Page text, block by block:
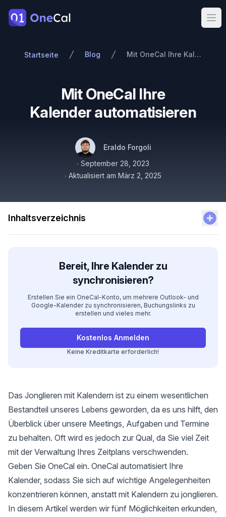
OneCal
Startseite Blog Mit OneCal Ihre Kalender automatisieren
Mit OneCal Ihre
Kalender automatisieren
Autoren
Name
Twitter
Eraldo Forgoli
Veröffentlicht am
∙ September 28, 2023
∙ Aktualisiert am März 2, 2025
Inhaltsverzeichnis
Bereit, Ihre Kalender zu
synchronisieren?
Erstellen Sie ein OneCal-Konto, um mehrere Outlook- und
Google-Kalender zu synchronisieren, Buchungslinks zu
erstellen und vieles mehr.
Kostenlos Anmelden
Keine Kreditkarte erforderlich!
Das Jonglieren mit Kalendern ist zu einem wesentlichen
Bestandteil unseres Lebens geworden, da es uns hilft, den
Überblick über unsere Meetings, Aufgaben und Termine
zu behalten. Oft wird es jedoch zur Qual, da Sie viel Zeit
mit der Verwaltung Ihres Zeitplans verschwenden.
Geben Sie OneCal ein. OneCal automatisiert Ihre
Kalender, sodass Sie sich auf wichtige Angelegenheiten
konzentrieren können, anstatt mit Kalendern zu jonglieren.
In diesem Artikel werden wir fünf Möglichkeiten erkunden,